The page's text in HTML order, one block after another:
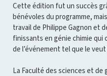
Cette édition fut un succès
bénévoles du programme,
travail de Philippe Gagnon et
finissants en génie chimie qui
de l’événement tel que le
La Faculté des sciences et